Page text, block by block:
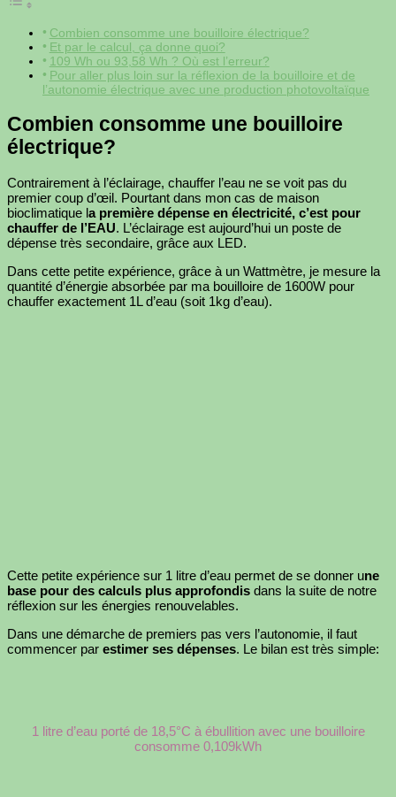
Combien consomme une bouilloire électrique?
Et par le calcul, ça donne quoi?
109 Wh ou 93,58 Wh ? Où est l’erreur?
Pour aller plus loin sur la réflexion de la bouilloire et de
l’autonomie électrique avec une production photovoltaïque
Combien consomme une bouilloire
électrique?
Contrairement à l’éclairage, chauffer l’eau ne se voit pas du
premier coup d’œil. Pourtant dans mon cas de maison
bioclimatique la première dépense en électricité, c’est pour
chauffer de l’EAU. L’éclairage est aujourd’hui un poste de
dépense très secondaire, grâce aux LED.
Dans cette petite expérience, grâce à un Wattmètre, je mesure la
quantité d’énergie absorbée par ma bouilloire de 1600W pour
chauffer exactement 1L d’eau (soit 1kg d’eau).
Cette petite expérience sur 1 litre d’eau permet de se donner une
base pour des calculs plus approfondis dans la suite de notre
réflexion sur les énergies renouvelables.
Dans une démarche de premiers pas vers l’autonomie, il faut
commencer par estimer ses dépenses. Le bilan est très simple:
1 litre d’eau porté de 18,5°C à ébullition avec une bouilloire
consomme 0,109kWh